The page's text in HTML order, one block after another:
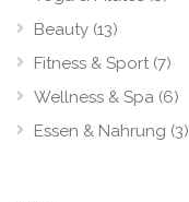
Beauty (13)
Fitness & Sport (7)
Wellness & Spa (6)
Essen & Nahrung (3)